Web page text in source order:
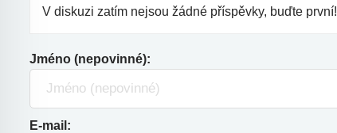
V diskuzi zatím nejsou žádné příspěvky, buďte první!
Jméno (nepovinné):
E-mail: